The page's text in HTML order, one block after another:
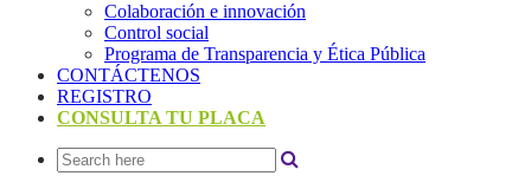
Colaboración e innovación
Control social
Programa de Transparencia y Ética Pública
CONTÁCTENOS
REGISTRO
CONSULTA TU PLACA